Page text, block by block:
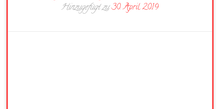
Hinzugefügt zu30. April 2019